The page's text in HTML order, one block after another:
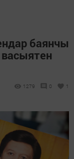
баянчы
1279 0 1